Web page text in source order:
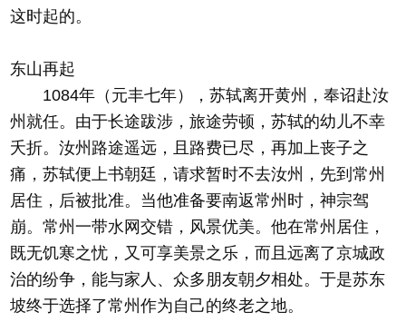
这时起的。
东山再起
1084年（元丰七年），苏轼离开黄州，奉诏赴汝
州就任。由于长途跋涉，旅途劳顿，苏轼的幼儿不幸
夭折。汝州路途遥远，且路费已尽，再加上丧子之
痛，苏轼便上书朝廷，请求暂时不去汝州，先到常州
居住，后被批准。当他准备要南返常州时，神宗驾
崩。常州一带水网交错，风景优美。他在常州居住，
既无饥寒之忧，又可享美景之乐，而且远离了京城政
治的纷争，能与家人、众多朋友朝夕相处。于是苏东
坡终于选择了常州作为自己的终老之地。